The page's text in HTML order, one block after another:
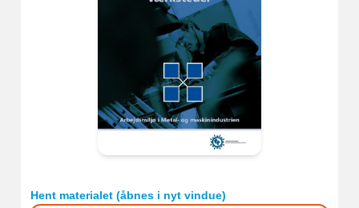
Hent materialet (åbnes i nyt vindue)